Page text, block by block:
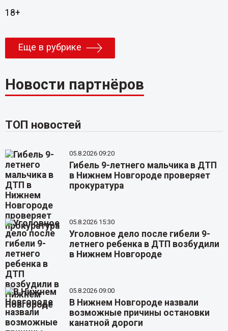
18+
Еще в рубрике
Новости партнёров
ТОП новостей
05.8.2026 09:20
Гибель 9-летнего мальчика в ДТП
в Нижнем Новгороде проверяет
прокуратура
05.8.2026 15:30
Уголовное дело после гибели 9-
летнего ребенка в ДТП возбудили
в Нижнем Новгороде
05.8.2026 09:00
В Нижнем Новгороде назвали
возможные причины остановки
канатной дороги